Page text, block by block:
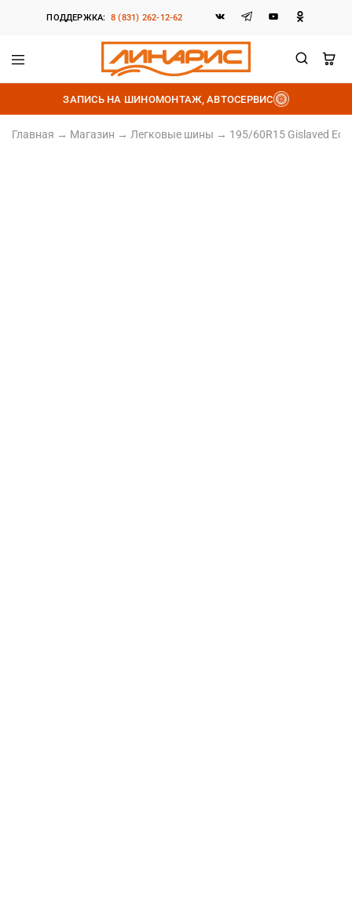
ПОДДЕРЖКА: 8 (831) 262-12-62
Линарис
Продажа
шин,
дисков
и
аккумуляторов
ЗАПИСЬ НА ШИНОМОНТАЖ, АВТОСЕРВИС
Главная → Магазин → Легковые шины → 195/60R15 Gislaved